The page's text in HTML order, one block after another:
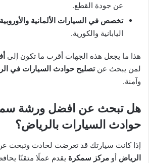
عن جودة القطع.
تخصص في السيارات الألمانية والأوروبية
اليابانية والكورية.
هذا ما يجعل هذه الجهات أقرب ما تكون إلى
لمن يبحث عنتصليح حوادث السيارات في
وآمنة.
هل تبحث عن افضل ورشة
حوادث السيارات بالرياض؟
إذا كانت سيارتك قد تعرضت لحادث وتبحث
الرياض أو مركز سمكرة يقدم عملًا متقنًا